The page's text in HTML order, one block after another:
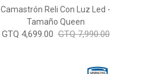
Camastrón Reli Con Luz Led -
Tamaño Queen
GTQ 4,699.00 GTQ 7,990.00